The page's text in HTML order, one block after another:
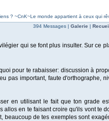
? ~CnK~Le monde appartient à ceux qui
394 Messages | Galerie |
qui se font plus insulter. Sur ce
pour te rabaisser: discussion à
pas important, faute d'orthographe,
en utilisant le fait que ton grade
allos en te faisant croire qu'ils vont te
beaucoup de tes exemples sont